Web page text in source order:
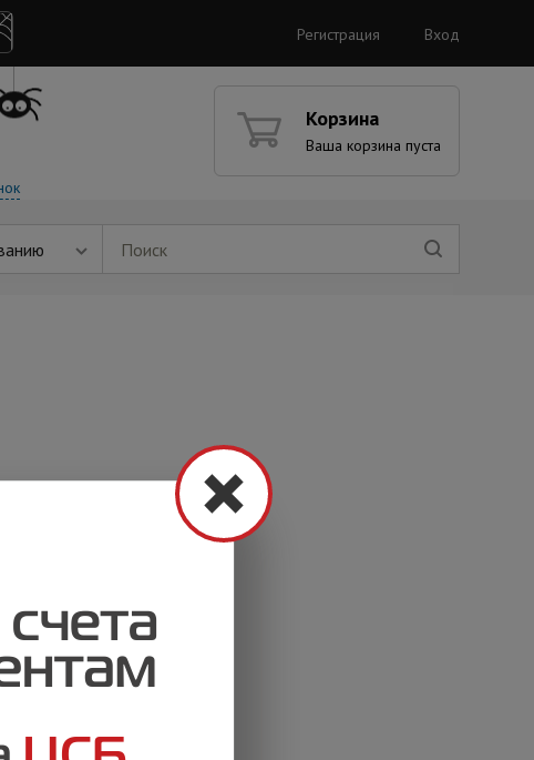
Регистрация Вход
Корзина
Ваша корзина пуста